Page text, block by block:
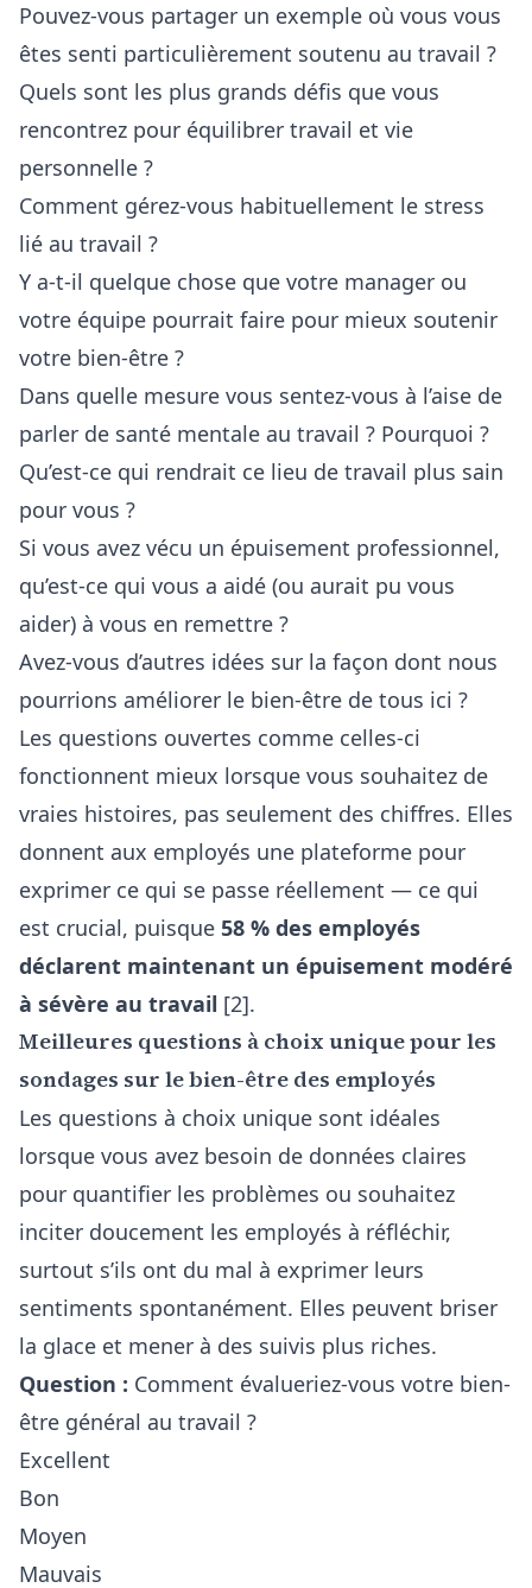
Pouvez-vous partager un exemple où vous vous
êtes senti particulièrement soutenu au travail ?
Quels sont les plus grands défis que vous
rencontrez pour équilibrer travail et vie
personnelle ?
Comment gérez-vous habituellement le stress
lié au travail ?
Y a-t-il quelque chose que votre manager ou
votre équipe pourrait faire pour mieux soutenir
votre bien-être ?
Dans quelle mesure vous sentez-vous à l’aise de
parler de santé mentale au travail ? Pourquoi ?
Qu’est-ce qui rendrait ce lieu de travail plus sain
pour vous ?
Si vous avez vécu un épuisement professionnel,
qu’est-ce qui vous a aidé (ou aurait pu vous
aider) à vous en remettre ?
Avez-vous d’autres idées sur la façon dont nous
pourrions améliorer le bien-être de tous ici ?
Les questions ouvertes comme celles-ci
fonctionnent mieux lorsque vous souhaitez de
vraies histoires, pas seulement des chiffres. Elles
donnent aux employés une plateforme pour
exprimer ce qui se passe réellement — ce qui
est crucial, puisque 58 % des employés
déclarent maintenant un épuisement modéré
à sévère au travail [2].
Meilleures questions à choix unique pour les
sondages sur le bien-être des employés
Les questions à choix unique sont idéales
lorsque vous avez besoin de données claires
pour quantifier les problèmes ou souhaitez
inciter doucement les employés à réfléchir,
surtout s’ils ont du mal à exprimer leurs
sentiments spontanément. Elles peuvent briser
la glace et mener à des suivis plus riches.
Question : Comment évalueriez-vous votre bien-
être général au travail ?
Excellent
Bon
Moyen
Mauvais